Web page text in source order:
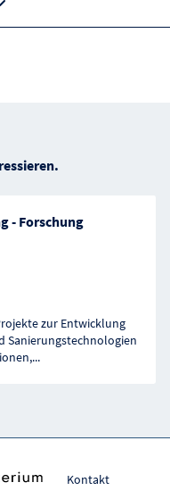
- Forschung
zur Entwicklung
Sanierungstechnologien
...
Kontakt